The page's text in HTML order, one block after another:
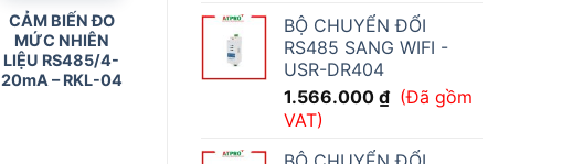
BỘ CHUYỂN ĐỔI
RS485 SANG WIFI -
USR-DR404
1.566.000 ₫ (Đã gồm
VAT)
CẢM BIẾN ĐO
MỨC NHIÊN
LIỆU RS485/4-
20mA – RKL-04